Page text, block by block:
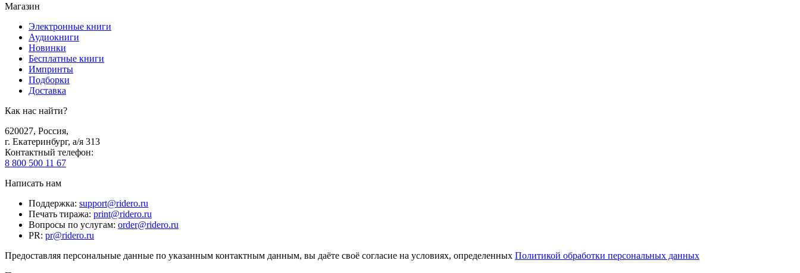
Магазин
Электронные книги
Аудиокниги
Новинки
Бесплатные книги
Импринты
Подборки
Доставка
Как нас найти?
620027, Россия,
г. Екатеринбург, а/я 313
Контактный телефон:
8 800 500 11 67
Написать нам
Поддержка: support@ridero.ru
Печать тиража: print@ridero.ru
Вопросы по услугам: order@ridero.ru
PR: pr@ridero.ru
Предоставляя персональные данные по указанным контактным данным, вы даёте своё согласие на условиях, определенных Политикой обработки персональных данных